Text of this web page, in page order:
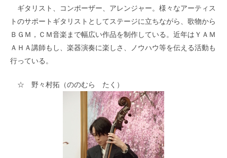
ギタリスト、コンポーザー、アレンジャー。様々なアーティス
トのサポートギタリストとしてステージに立ちながら、歌物から
ＢＧＭ，ＣＭ音楽まで幅広い作品を制作している。近年はＹＡＭ
ＡＨＡ講師もし、楽器演奏に楽しさ、ノウハウ等を伝える活動も
行っている。
☆ 野々村拓（ののむら たく）